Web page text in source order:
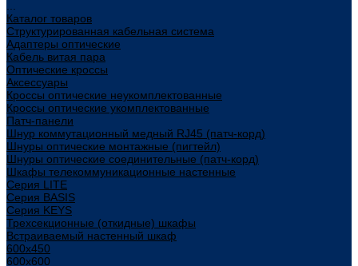
Каталог товаров
Структурированная кабельная система
Адаптеры оптические
Кабель витая пара
Оптические кроссы
Аксессуары
Кроссы оптические неукомплектованные
Кроссы оптические укомплектованные
Патч-панели
Шнур коммутационный медный RJ45 (патч-корд)
Шнуры оптические монтажные (пигтейл)
Шнуры оптические соединительные (патч-корд)
Шкафы телекоммуникационные настенные
Cерия LITE
Cерия BASIS
Cерия KEYS
Трехсекционные (откидные) шкафы
Встраиваемый настенный шкаф
600x450
600x600